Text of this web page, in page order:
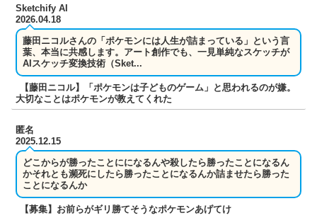
Sketchify AI
2026.04.18
藤田ニコルさんの「ポケモンには人生が詰まっている」という言
葉、本当に共感します。アート創作でも、一見単純なスケッチが
AIスケッチ変換技術（Sket...
【藤田ニコル】「ポケモンは子どものゲーム」と思われるのが嫌。
大切なことはポケモンが教えてくれた
匿名
2025.12.15
どこからが勝ったことにになるんや殺したら勝ったことになるん
かそれとも瀕死にしたら勝ったことになるんか詰ませたら勝った
ことになるんか
【募集】お前らがギリ勝てそうなポケモンあげてけ